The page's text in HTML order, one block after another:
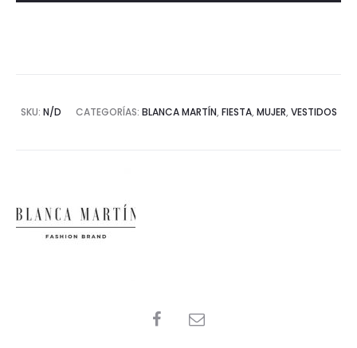
SKU: N/D CATEGORÍAS: BLANCA MARTÍN, FIESTA, MUJER, VESTIDOS
SHARE